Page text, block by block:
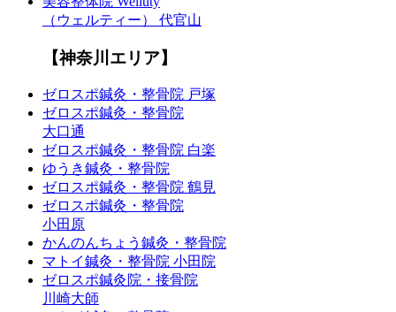
（ウェルティー） 代官山
【神奈川エリア】
ゼロスポ鍼灸・整骨院 戸塚
ゼロスポ鍼灸・整骨院
大口通
ゼロスポ鍼灸・整骨院 白楽
ゆうき鍼灸・整骨院
ゼロスポ鍼灸・整骨院 鶴見
ゼロスポ鍼灸・整骨院
小田原
かんのんちょう鍼灸・整骨院
マトイ鍼灸・整骨院 小田院
ゼロスポ鍼灸院・接骨院
川崎大師